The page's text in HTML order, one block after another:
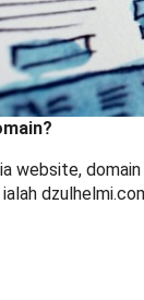
website,